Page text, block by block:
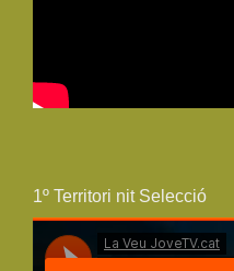
1º Territori nit Selecció